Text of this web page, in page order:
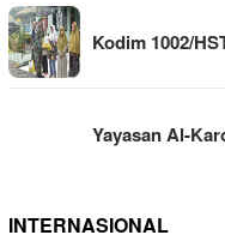
Kodim 1002/
Yayasan Al-
INTERNASIONAL